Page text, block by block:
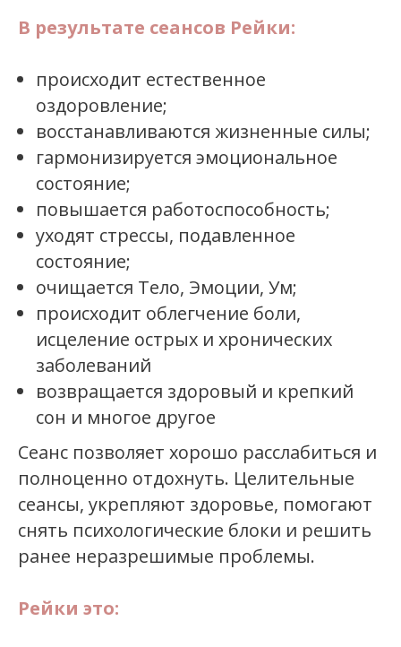
В результате сеансов Рейки:
происходит естественное
оздоровление;
восстанавливаются жизненные силы;
гармонизируется эмоциональное
состояние;
повышается работоспособность;
уходят стрессы, подавленное
состояние;
очищается Тело, Эмоции, Ум;
происходит облегчение боли,
исцеление острых и хронических
заболеваний
возвращается здоровый и крепкий
сон и многое другое
Сеанс позволяет хорошо расслабиться и
полноценно отдохнуть. Целительные
сеансы, укрепляют здоровье, помогают
снять психологические блоки и решить
ранее неразрешимые проблемы.
Рейки это: